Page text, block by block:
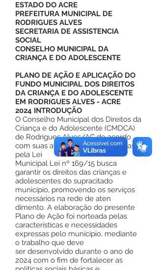
ESTADO DO ACRE
PREFEITURA MUNICIPAL DE
RODRIGUES ALVES
SECRETARIA DE ASSISTENCIA
SOCIAL
CONSELHO MUNICIPAL DA
CRIANÇA E DO ADOLESCENTE
PLANO DE AÇÃO E APLICAÇÃO DO
FUNDO MUNICIPAL DOS DIREITOS
DA CRIANÇA E DO ADOLESCENTE
EM RODRIGUES ALVES - ACRE
2024 INTRODUÇÃO
O Conselho Municipal dos Direitos da
Criança e do Adolescente (CMDCA)
de Rodrigues Alves/AC de acordo
com suas atribuições estabelecidas
pela Lei
Municipal Lei nº 169/15 busca
garantir os direitos das crianças e
adolescentes do supracitado
município, promovendo os serviços
necessários na rede de aten
dimento. A elaboração do presente
Plano de Ação foi norteada pelas
características e necessidades
expressas pelo munícipio, mediante
o trabalho que deve
ser desenvolvido durante o ano de
2024 com o fim de fortalecer as